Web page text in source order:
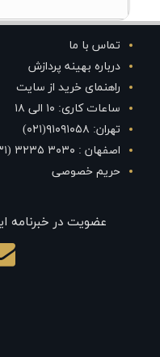
تماس با ما
درباره بهینه پردازش
راهنمای خرید از سایت
ساعات کاری: ۱۰ الی ۱۸
تهران: ۹۱۰۹۱۰۵۸(۰۲۱)
اصفهان : ۳۰۳۰ ۳۲۳۵ (۰۳۱)
حریم خصوصی
عضویت در خبرنامه